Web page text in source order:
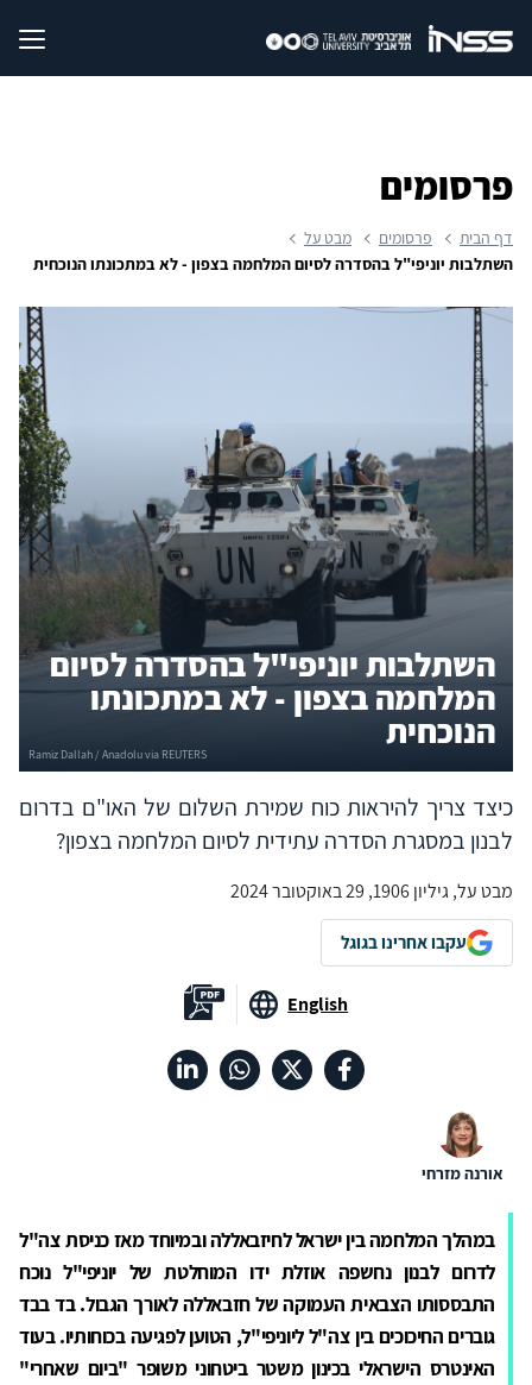
פרסומים
דף הבית פרסומים
מבט על
השתלבות יוניפי"ל בהסדרה לסיום המלחמה בצפון - לא במתכונתו הנוכחית
השתלבות יוניפי"ל בהסדרה לסיום
המלחמה בצפון - לא במתכונתו
הנוכחית
כיצד צריך להיראות כוח שמירת השלום של האו"ם בדרום
לבנון במסגרת הסדרה עתידית לסיום המלחמה בצפון?
מבט על, גיליון 1906, 29 באוקטובר 2024
עקבו אחרינו בגוגל
English
אורנה מזרחי
במהלך המלחמה בין ישראל לחיזבאללה ובמיוחד מאז כניסת צה"ל
לדרום לבנון נחשפה אוזלת ידו המוחלטת של יוניפי"ל נוכח
התבססותו הצבאית העמוקה של חזבאללה לאורך הגבול. בד בבד
גוברים החיכוכים בין צה"ל ליוניפי"ל, הטוען לפגיעה בכוחותיו. בעוד
האינטרס הישראלי בכינון משטר ביטחוני משופר "ביום שאחרי"